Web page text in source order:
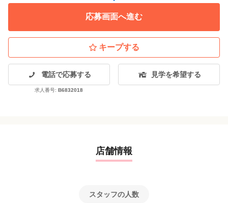
*採用方法が変更となる場合もございますので、ご了承ください。
応募画面へ進む
キープする
電話で応募する
求人番号:B6832018
見学を希望する
店舗情報
スタッフの人数